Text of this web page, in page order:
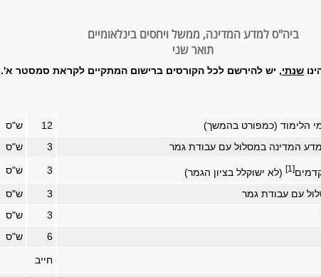
ביה"ס למדע המדינה, ממשל ויחסים בינלאומיים
תואר שני
שנתי, יש להירשם לכל הקורסים ברישום המתקיים לקראת סמסטר א'.
הלימוד (כמפורט בהמשך) 12
ש"ס
המדינה במסלול עם עבודת גמר
3 ש"ס
[1] (לא ישוקלל בציון הגמר) 3 ש"ס
עם עבודת גמר 3
ש"ס
3
ש"ס
6 ש"ס
חייב